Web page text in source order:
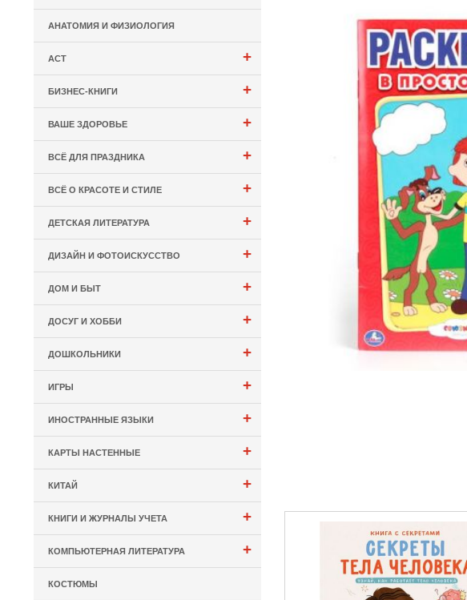
АНАТОМИЯ И ФИЗИОЛОГИЯ
+
АСТ
+
БИЗНЕС-КНИГИ
+
ВАШЕ ЗДОРОВЬЕ
+
ВСЁ ДЛЯ ПРАЗДНИКА
+
ВСЁ О КРАСОТЕ И СТИЛЕ
+
ДЕТСКАЯ ЛИТЕРАТУРА
+
ДИЗАЙН И ФОТОИСКУССТВО
+
ДОМ И БЫТ
+
ДОСУГ И ХОББИ
+
ДОШКОЛЬНИКИ
+
ИГРЫ
+
ИНОСТРАННЫЕ ЯЗЫКИ
+
КАРТЫ НАСТЕННЫЕ
+
КИТАЙ
+
КНИГИ И ЖУРНАЛЫ УЧЕТА
+
КОМПЬЮТЕРНАЯ ЛИТЕРАТУРА
КОСТЮМЫ